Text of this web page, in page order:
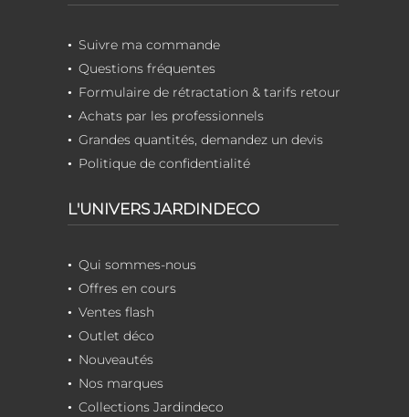
Suivre ma commande
Questions fréquentes
Formulaire de rétractation & tarifs retour
Achats par les professionnels
Grandes quantités, demandez un devis
Politique de confidentialité
L'UNIVERS JARDINDECO
Qui sommes-nous
Offres en cours
Ventes flash
Outlet déco
Nouveautés
Nos marques
Collections Jardindeco